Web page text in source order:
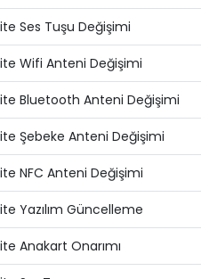
Ses Tuşu Değişimi
Wifi Anteni Değişimi
Bluetooth Anteni Değişimi
Şebeke Anteni Değişimi
NFC Anteni Değişimi
Yazılım Güncelleme
Anakart Onarımı